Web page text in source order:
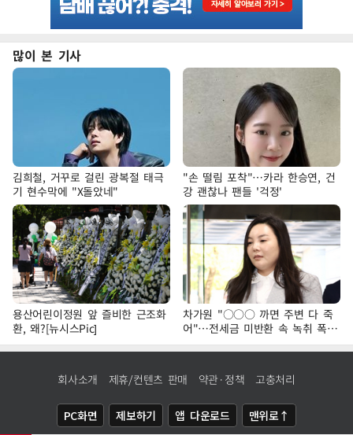
많이 본 기사
김희철, 거꾸로 걸린 광복절 태극
기 현수막에 "X돌았네"
"손 떨림 포착"…카라 한승연, 건
강 괜찮나 팬들 '걱정'
용산어린이정원 앞 즐비한 근조화
환, 왜?[뉴시스Pic]
차가원 "○○○ 까면 주변 다 죽
어"…전세금 미반환 속 녹취 폭로
파장
회사소개 제휴/컨텐츠 판매 약관·정책 고충처리
PC화면 제보하기 앱 다운로드 맨위로↑